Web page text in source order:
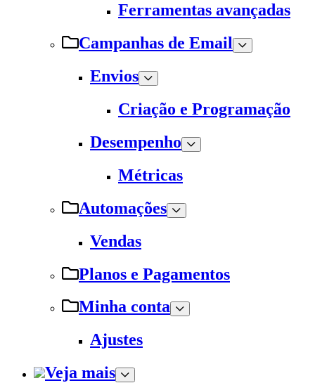
Ferramentas avançadas
Campanhas de Email
Envios
Criação e Programação
Desempenho
Métricas
Automações
Vendas
Planos e Pagamentos
Minha conta
Ajustes
Veja mais